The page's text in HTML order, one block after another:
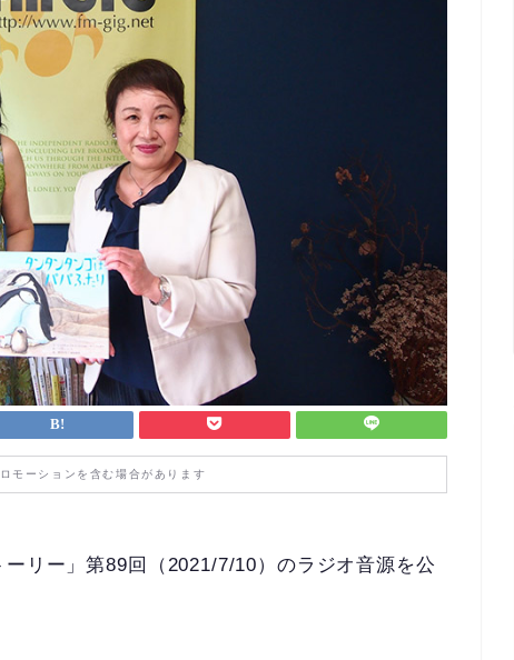
モーションを含む場合があります
リー」第89回（2021/7/10）のラジオ音源を公